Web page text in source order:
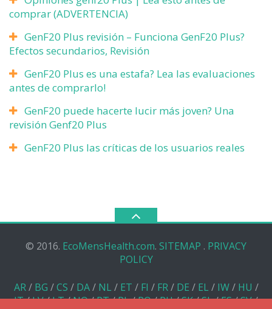
comprar (ADVERTENCIA)
GenF20 Plus revisión – Funciona GenF20 Plus?
Efectos secundarios, Revisión
GenF20 Plus es una estafa? Lea las evaluaciones
antes de comprarlo!
GenF20 puede hacerte lucir más joven? Una
revisión Genf20 Plus
GenF20 Plus las críticas de los usuarios reales
© 2016. EcoMensHealth.com. SITEMAP . PRIVACY
POLICY
AR/ BG /CS / DA/ NL / ET / FI / FR/ DE / EL / IW/ HU /
IT/LV/LT/NO/PT/PL/RO/RU/SK/SL/ES/SV/